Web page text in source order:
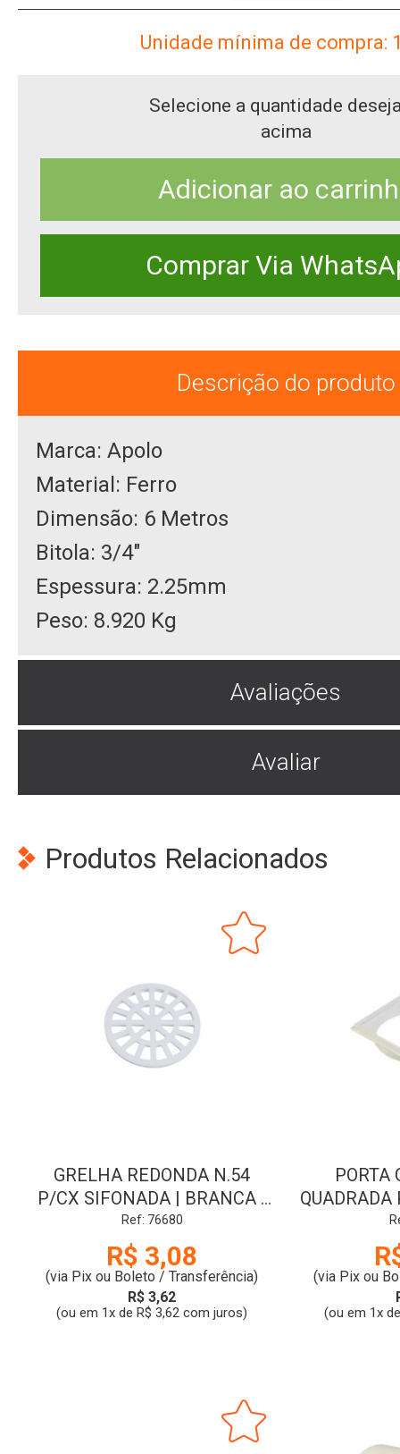
Unidade mínima de compra:
Selecione a quantidade
acima
Adicionar ao
Comprar Via
Descrição do produto
Marca: Apolo
Material: Ferro
Dimensão: 6 Metros
Bitola: 3/4"
Espessura: 2.25mm
Peso: 8.920 Kg
Avaliações
Avaliar
Produtos Relacionados
GRELHA REDONDA N.54
P/CX SIFONADA | BRANCA |
100mm | KRONA
Ref: 76680
R$ 3,08
(via Pix ou Boleto / Transferência)
R$ 3,62
(ou em 1x de R$ 3,62 com juros)
PORTA
BRANCA
(via Pix ou
(ou em 1x